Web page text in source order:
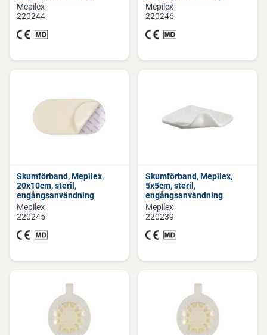
Mepilex
220244
Mepilex
220246
Skumförband, Mepilex,
20x10cm, steril,
engångsanvändning
Mepilex
220245
Skumförband, Mepilex,
5x5cm, steril,
engångsanvändning
Mepilex
220239